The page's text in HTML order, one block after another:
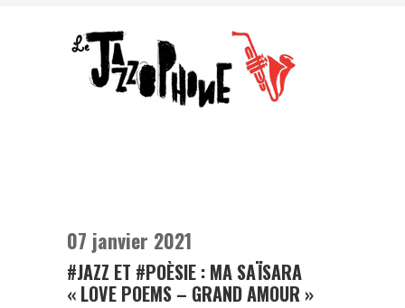
07 janvier 2021
#JAZZ ET #POÈSIE : MA SAÏSARA
« LOVE POEMS – GRAND AMOUR »